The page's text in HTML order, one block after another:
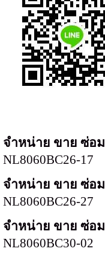
จำหน่าย ขาย ซ่อม
NL8060BC26-17
จำหน่าย ขาย ซ่อม
NL8060BC26-27
จำหน่าย ขาย ซ่อม
NL8060BC30-02